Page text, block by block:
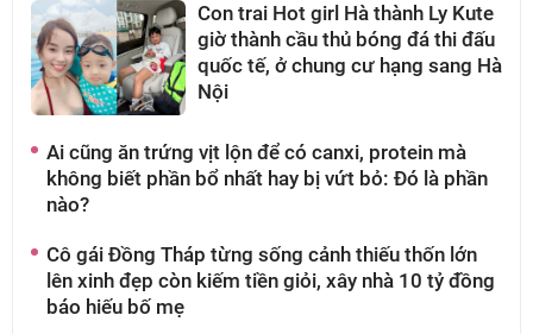
Con trai Hot girl Hà thành Ly Kute
giờ thành cầu thủ bóng đá thi đấu
quốc tế, ở chung cư hạng sang Hà
Nội
Ai cũng ăn trứng vịt lộn để có canxi, protein mà
không biết phần bổ nhất hay bị vứt bỏ: Đó là phần
nào?
Cô gái Đồng Tháp từng sống cảnh thiếu thốn lớn
lên xinh đẹp còn kiếm tiền giỏi, xây nhà 10 tỷ đồng
báo hiếu bố mẹ